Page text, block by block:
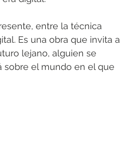
entre la técnica
Es una obra que invita a
lejano, alguien se
sobre el mundo en el que